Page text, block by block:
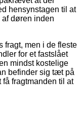
hensynstagen til at
af døren inden
fragt, men i de fleste
for et fastslået
mindst kostelige
befinder sig tæt på
fragtmanden til at